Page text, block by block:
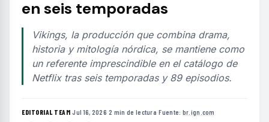
en seis temporadas
Vikings, la producción que combina drama,
historia y mitología nórdica, se mantiene como
un referente imprescindible en el catálogo de
Netflix tras seis temporadas y 89 episodios.
EDITORIAL TEAM·Jul 16, 2026·2 min de lectura·Fuente: br.ign.com